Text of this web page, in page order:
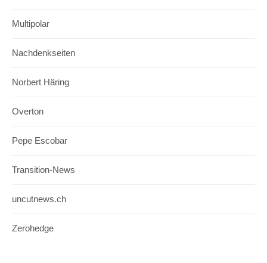
Multipolar
Nachdenkseiten
Norbert Häring
Overton
Pepe Escobar
Transition-News
uncutnews.ch
Zerohedge